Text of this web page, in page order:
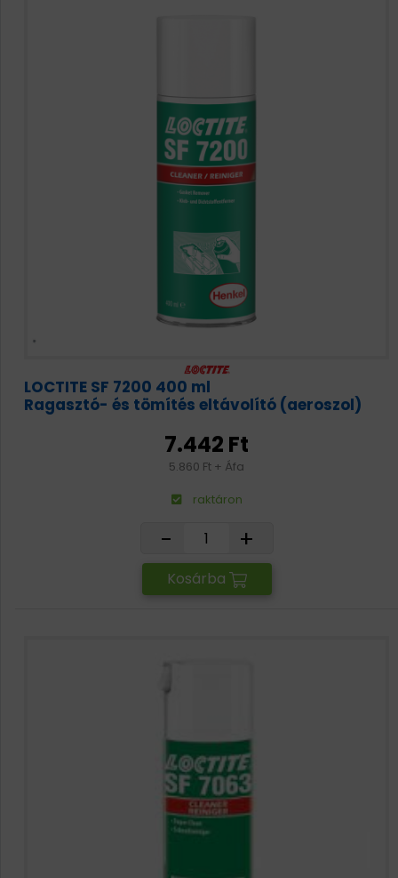
LOCTITE SF 7200 400 ml
Ragasztó- és tömítés eltávolító (aeroszol)
7.442 Ft
5.860 Ft + Áfa
raktáron
- +
Kosárba